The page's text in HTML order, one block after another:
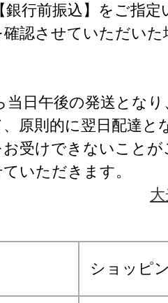
行前振込】をご指定
確認させていただいた
日午後の発送となり
原則的に翌日配達と
受けできないこと
いただきます。
ショッピ